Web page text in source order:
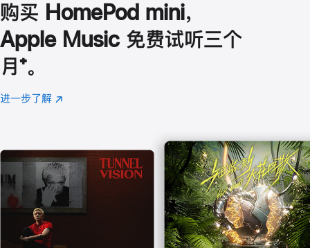
购买 HomePod mini，
Apple Music 免费试听三个
月 脚
注
⁺。
进一步了解 Apple
(在
口
中
打
开)